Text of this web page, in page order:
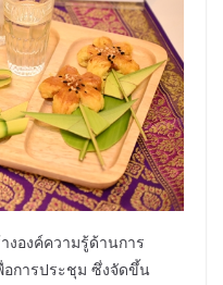
งองค์ความรู้ด้านการ
อการประชุม ซึ่งจัดขึ้น